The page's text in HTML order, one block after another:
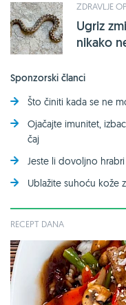
ZDRAVLJE
Ugriz
nikako
Sponzorski članci
Što činiti kada se ne
Ojačajte imunitet,
čaj
Jeste li dovoljno
Ublažite suhoću kože
RECEPT DANA